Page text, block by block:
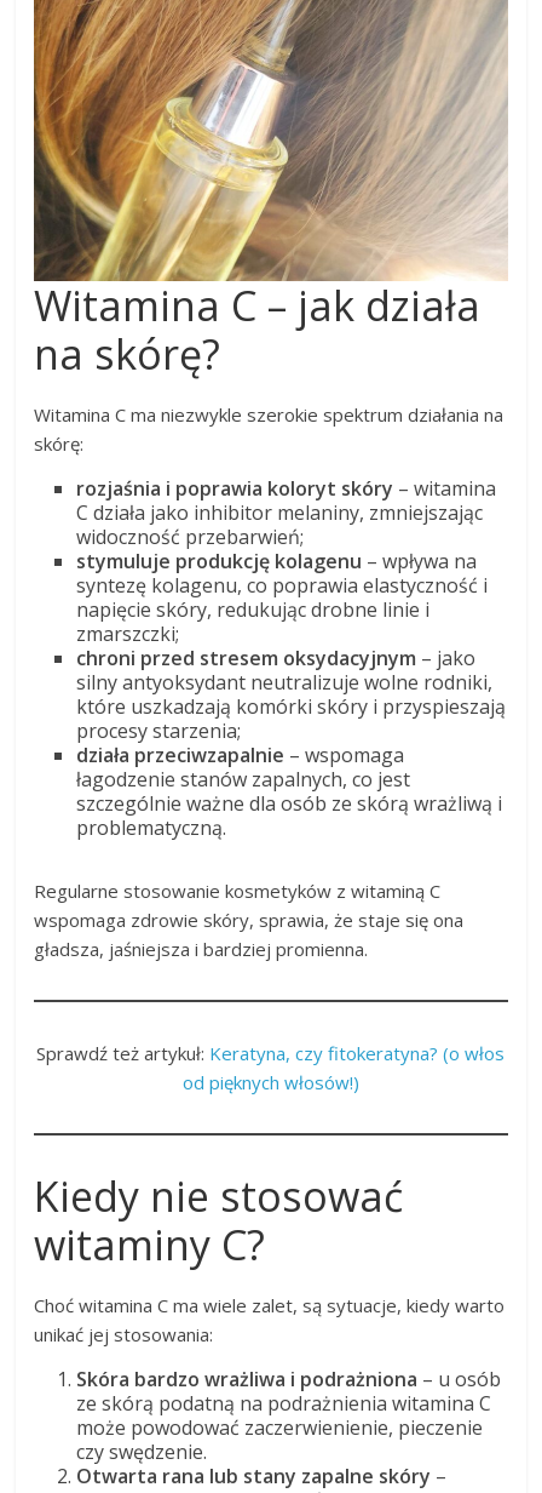
Witamina C – jak działa
na skórę?
Witamina C ma niezwykle szerokie spektrum działania na
skórę:
rozjaśnia i poprawia koloryt skóry – witamina
C działa jako inhibitor melaniny, zmniejszając
widoczność przebarwień;
stymuluje produkcję kolagenu – wpływa na
syntezę kolagenu, co poprawia elastyczność i
napięcie skóry, redukując drobne linie i
zmarszczki;
chroni przed stresem oksydacyjnym – jako
silny antyoksydant neutralizuje wolne rodniki,
które uszkadzają komórki skóry i przyspieszają
procesy starzenia;
działa przeciwzapalnie – wspomaga
łagodzenie stanów zapalnych, co jest
szczególnie ważne dla osób ze skórą wrażliwą i
problematyczną.
Regularne stosowanie kosmetyków z witaminą C
wspomaga zdrowie skóry, sprawia, że staje się ona
gładsza, jaśniejsza i bardziej promienna.
Sprawdź też artykuł: Keratyna, czy fitokeratyna? (o włos
od pięknych włosów!)
Kiedy nie stosować
witaminy C?
Choć witamina C ma wiele zalet, są sytuacje, kiedy warto
unikać jej stosowania:
Skóra bardzo wrażliwa i podrażniona – u osób
ze skórą podatną na podrażnienia witamina C
może powodować zaczerwienienie, pieczenie
czy swędzenie.
Otwarta rana lub stany zapalne skóry –